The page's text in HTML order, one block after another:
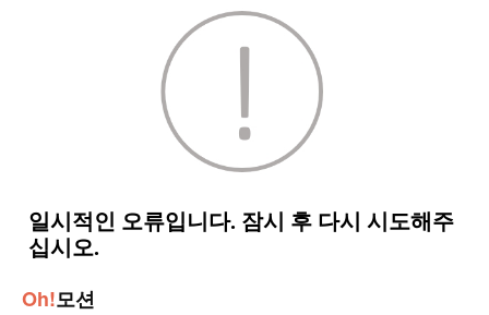
Oh!모션